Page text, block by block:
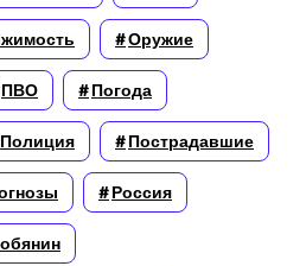
Оружие
ПВО Погода
Полиция Пострадавшие
Россия